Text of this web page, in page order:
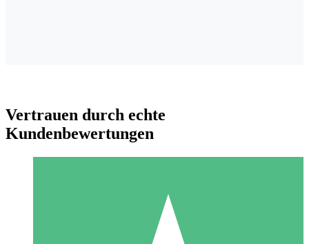
Individuelle Credit-Pakete
Vertrauen durch echte
Kundenbewertungen